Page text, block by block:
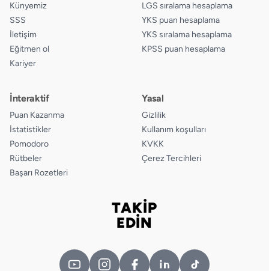
Künyemiz
SSS
İletişim
Eğitmen ol
Kariyer
LGS sıralama hesaplama
YKS puan hesaplama
YKS sıralama hesaplama
KPSS puan hesaplama
İnteraktif
Puan Kazanma
İstatistikler
Pomodoro
Rütbeler
Başarı Rozetleri
Yasal
Gizlilik
Kullanım koşulları
KVKK
Çerez Tercihleri
TAKİP
EDİN